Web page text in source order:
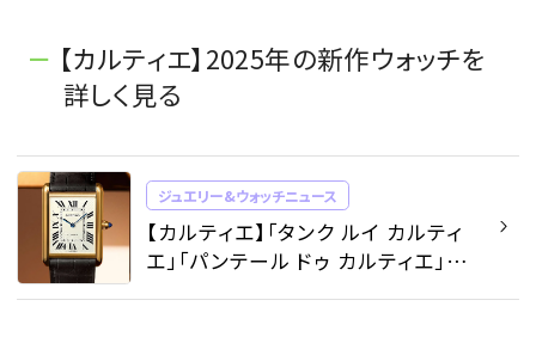
【カルティエ】2025年の新作ウォッチを
詳しく見る
ジュエリー&ウォッチニュース
【カルティエ】「タンク ルイ カルティ
エ」「パンテール ドゥ カルティエ」